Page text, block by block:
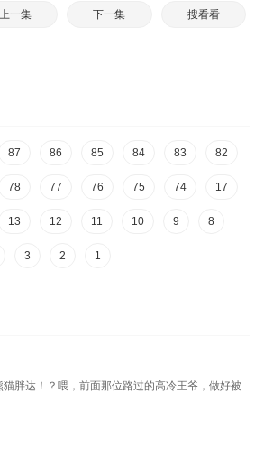
上一集 下一集 搜看看
87 86 85 84 83 82
78 77 76 75 74 17
13 12 11 10 9 8
3 2 1
胖达！？喂，前面那位路过的高冷王爷，做好被